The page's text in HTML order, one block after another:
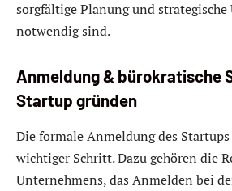
sorgfältige Planung und strategische
notwendig sind.
Anmeldung & bürokratische
Startup gründen
Die formale Anmeldung des
wichtiger Schritt. Dazu gehören die
Unternehmens, das Anmelden bei